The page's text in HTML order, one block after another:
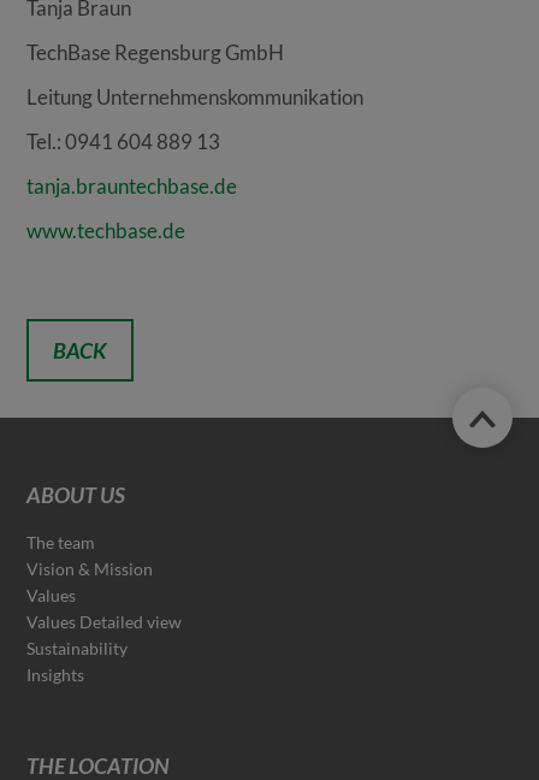
Tanja Braun
TechBase Regensburg GmbH
Leitung Unternehmenskommunikation
Tel.: 0941 604 889 13
tanja.brauntechbase.de
www.techbase.de
BACK
ABOUT US
The team
Vision & Mission
Values
Values Detailed view
Sustainability
Insights
THE LOCATION